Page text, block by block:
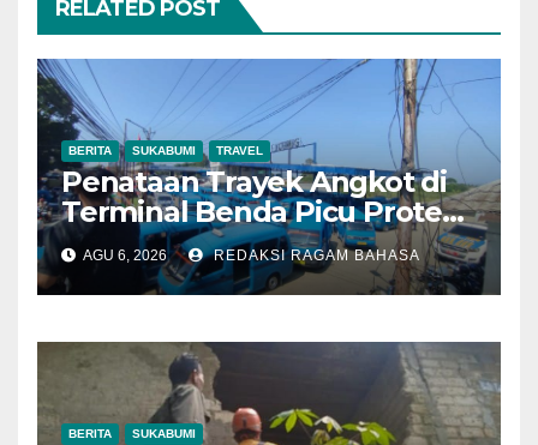
RELATED POST
BERITA SUKABUMI TRAVEL
Penataan Trayek Angkot di
Terminal Benda Picu Protes
Sopir, Dishub: Belum Ada
Keputusan Final
AGU 6, 2026 REDAKSI RAGAM BAHASA
BERITA SUKABUMI